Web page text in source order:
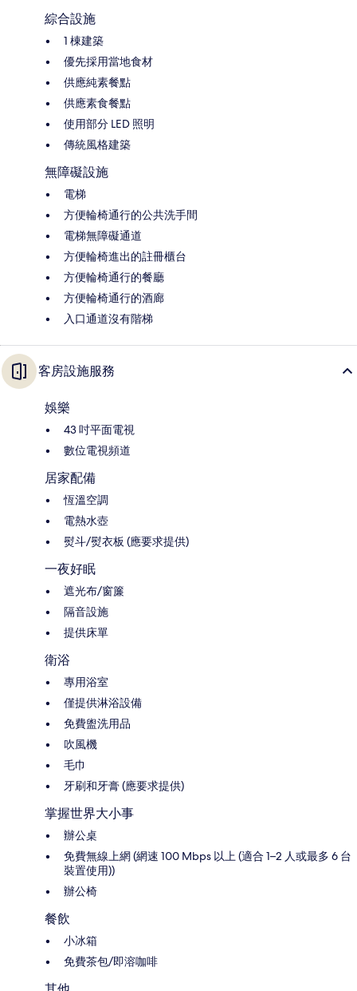
綜合設施
1 棟建築
優先採用當地食材
供應純素餐點
供應素食餐點
使用部分 LED 照明
傳統風格建築
無障礙設施
電梯
方便輪椅通行的公共洗手間
電梯無障礙通道
方便輪椅進出的註冊櫃台
方便輪椅通行的餐廳
方便輪椅通行的酒廊
入口通道沒有階梯
客房設施服務
娛樂
43 吋平面電視
數位電視頻道
居家配備
恆溫空調
電熱水壺
熨斗/熨衣板 (應要求提供)
一夜好眠
遮光布/窗簾
隔音設施
提供床單
衛浴
專用浴室
僅提供淋浴設備
免費盥洗用品
吹風機
毛巾
牙刷和牙膏 (應要求提供)
掌握世界大小事
辦公桌
免費無線上網 (網速 100 Mbps 以上 (適合 1–2 人或最多 6 台
裝置使用))
辦公椅
餐飲
小冰箱
免費茶包/即溶咖啡